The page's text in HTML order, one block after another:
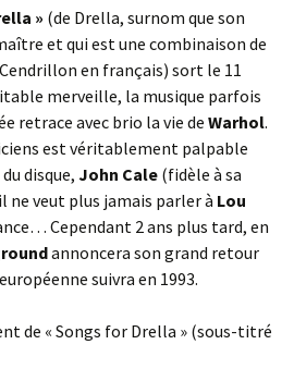
» (de Drella, surnom que son
et qui est une combinaison de
en français) sort le 11
merveille, la musique parfois
retrace avec brio la vie de Warhol.
est véritablement palpable
disque, John Cale (fidèle à sa
ne veut plus jamais parler à Lou
Cependant 2 ans plus tard, en
annoncera son grand retour
suivra en 1993.
de « Songs for Drella » (sous-titré